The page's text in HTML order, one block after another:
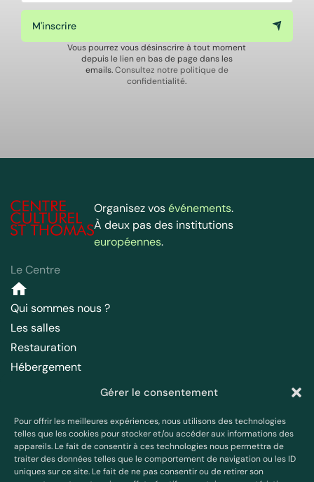
Gérer le consentement
Pour offrir les meilleures expériences, nous utilisons des technologies
telles que les cookies pour stocker et/ou accéder aux informations des
appareils. Le fait de consentir à ces technologies nous permettra de
traiter des données telles que le comportement de navigation ou les ID
uniques sur ce site. Le fait de ne pas consentir ou de retirer son
M'inscrire
Vous pourrez vous désinscrire à tout moment
depuis le lien en bas de page dans les
emails.Consultez notre politique de
confidentialité.
Organisez vosévénements.
À deux pas des institutions
européennes.
Le Centre
Qui sommes nous ?
Les salles
Restauration
Hébergement
Français
Contact
+ 33 3 88 31 19 14